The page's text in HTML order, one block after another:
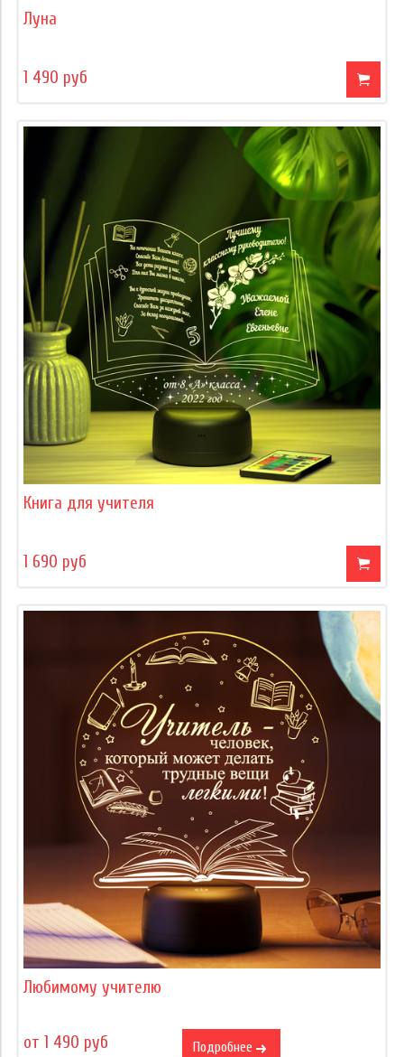
Луна
1 490 руб
Книга для учителя
1 690 руб
Любимому учителю
от 1 490 руб Подробнее